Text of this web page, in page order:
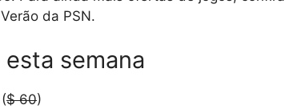
da PSN.
semana
$ 60)